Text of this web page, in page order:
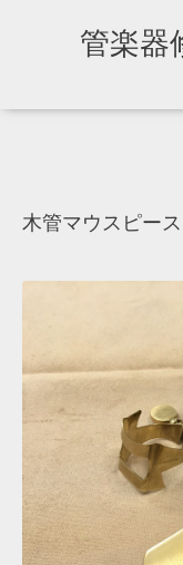
管楽
木管マウスピース